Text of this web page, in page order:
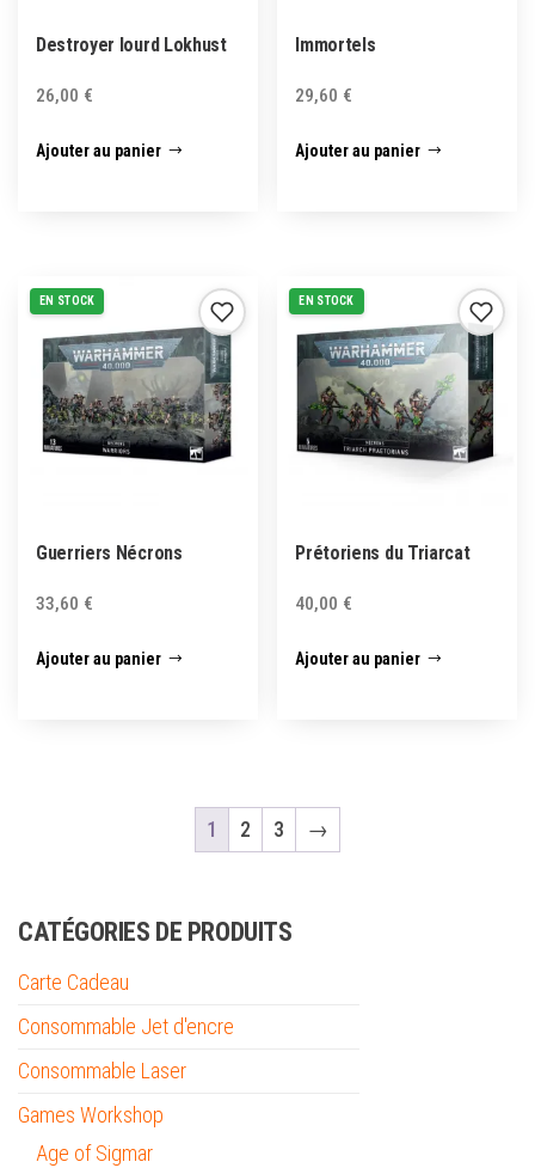
Destroyer lourd Lokhust
26,00 €
Ajouter au panier
Immortels
29,60 €
Ajouter au panier
EN STOCK
Guerriers Nécrons
33,60 €
Ajouter au panier
EN STOCK
Prétoriens du Triarcat
40,00 €
Ajouter au panier
1 2 3 →
CATÉGORIES DE PRODUITS
Carte Cadeau
Consommable Jet d'encre
Consommable Laser
Games Workshop
Age of Sigmar